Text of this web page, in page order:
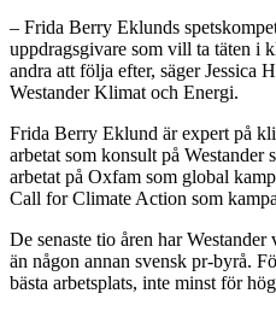
– Frida Berry Eklunds
uppdragsgivare som vill ta täten i
andra att följa efter, säger Jessica
Westander Klimat och Energi.
Frida Berry Eklund är expert på
arbetat som konsult på Westander
arbetat på Oxfam som global
Call for Climate Action som
De senaste tio åren har
än någon annan svensk pr-byrå.
bästa arbetsplats, inte minst för